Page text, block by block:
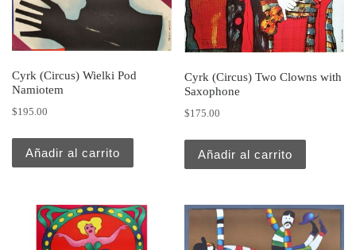
Cyrk (Circus) Wielki Pod
Namiotem
$195.00
Añadir al carrito
Cyrk (Circus) Two Clowns with
Saxophone
$175.00
Añadir al carrito